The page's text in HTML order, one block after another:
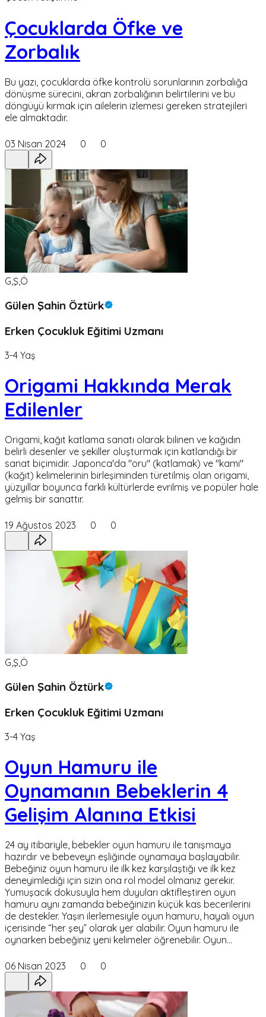
Çocuklarda Öfke ve
Zorbalık
Bu yazı, çocuklarda öfke kontrolü sorunlarının zorbalığa
dönüşme sürecini, akran zorbalığının belirtilerini ve bu
döngüyü kırmak için ailelerin izlemesi gereken stratejileri
ele almaktadır.
03 Nisan 2024 0 0
G,Ş,Ö
Gülen Şahin Öztürk
Erken Çocukluk Eğitimi Uzmanı
3-4 Yaş
Origami Hakkında Merak
Edilenler
Origami, kağıt katlama sanatı olarak bilinen ve kağıdın
belirli desenler ve şekiller oluşturmak için katlandığı bir
sanat biçimidir. Japonca'da "oru" (katlamak) ve "kami"
(kağıt) kelimelerinin birleşiminden türetilmiş olan origami,
yüzyıllar boyunca farklı kültürlerde evrilmiş ve popüler hale
gelmiş bir sanattır.
19 Ağustos 2023 0 0
G,Ş,Ö
Gülen Şahin Öztürk
Erken Çocukluk Eğitimi Uzmanı
3-4 Yaş
Oyun Hamuru ile
Oynamanın Bebeklerin 4
Gelişim Alanına Etkisi
24 ay itibariyle, bebekler oyun hamuru ile tanışmaya
hazırdır ve bebeveyn eşliğinde oynamaya başlayabilir.
Bebeğiniz oyun hamuru ile ilk kez karşılaştığı ve ilk kez
deneyimlediği için sizin ona rol model olmanız gerekir.
Yumuşacık dokusuyla hem duyuları aktifleştiren oyun
hamuru aynı zamanda bebeğinizin küçük kas becerilerini
de destekler. Yaşın ilerlemesiyle oyun hamuru, hayali oyun
içerisinde “her şey” olarak yer alabilir. Oyun hamuru ile
oynarken bebeğiniz yeni kelimeler öğrenebilir. Oyun…
06 Nisan 2023 0 0